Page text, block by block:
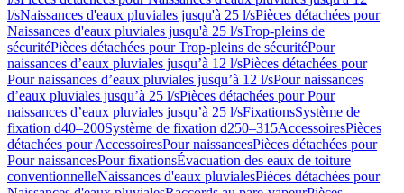
l/sNaissances d'eaux pluviales jusqu'à 25 l/sPièces détachées pour
Naissances d'eaux pluviales jusqu'à 25 l/sTrop-pleins de
sécuritéPièces détachées pour Trop-pleins de sécuritéPour
naissances d’eaux pluviales jusqu’à 12 l/sPièces détachées pour
Pour naissances d’eaux pluviales jusqu’à 12 l/sPour naissances
d’eaux pluviales jusqu’à 25 l/sPièces détachées pour Pour
naissances d’eaux pluviales jusqu’à 25 l/sFixationsSystème de
fixation d40–200Système de fixation d250–315AccessoiresPièces
détachées pour AccessoiresPour naissancesPièces détachées pour
Pour naissancesPour fixationsÉvacuation des eaux de toiture
conventionnelleNaissances d'eaux pluvialesPièces détachées pour